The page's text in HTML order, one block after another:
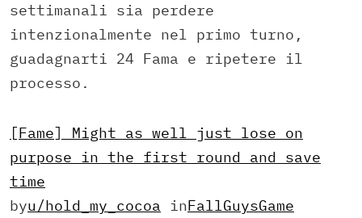
settimanali sia perdere
intenzionalmente nel primo turno,
guadagnarti 24 Fama e ripetere il
processo.
[Fame] Might as well just lose on
purpose in the first round and save
time
byu/hold_my_cocoa inFallGuysGame